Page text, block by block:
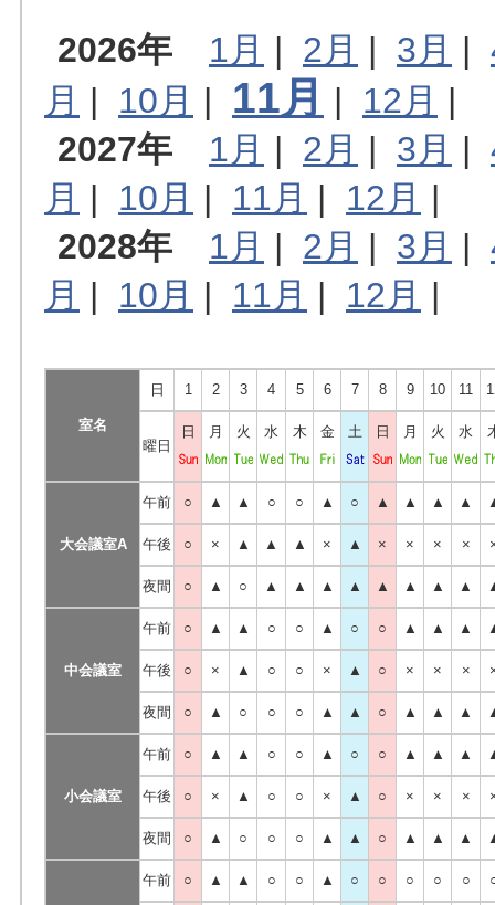
2026年
1月 | 2月 | 3月 |
月 | 10月 | 11月 | 12月 |
2027年
1月 | 2月 | 3月 |
月 | 10月 | 11月 | 12月 |
2028年
1月 | 2月 | 3月 |
月 | 10月 | 11月 | 12月 |
室名
日 1 2 3 4 5 6 7 8 9 10 11
曜日
日 月 火 水 木 金 土 日 月 火 水
大会議室A
午前 ○ ▲ ▲ ○ ○ ▲ ○ ▲ ▲ ▲ ▲
午後 ○ × ▲ ▲ ▲ × ▲ × × × ×
夜間 ○ ▲ ○ ▲ ▲ ▲ ▲ ▲ ▲ ▲ ▲
中会議室
午前 ○ ▲ ▲ ○ ○ ▲ ○ ○ ▲ ▲ ▲
午後 ○ × ▲ ○ ○ × ▲ ○ × × ×
夜間 ○ ▲ ○ ○ ○ ▲ ▲ ○ ▲ ▲ ▲
小会議室
午前 ○ ▲ ▲ ○ ○ ▲ ○ ○ ▲ ▲ ▲
午後 ○ × ▲ ○ ○ × ▲ ○ × × ×
夜間 ○ ▲ ○ ○ ○ ▲ ▲ ○ ▲ ▲ ▲
午前 ○ ▲ ▲ ○ ○ ▲ ○ ○ ○ ○ ○